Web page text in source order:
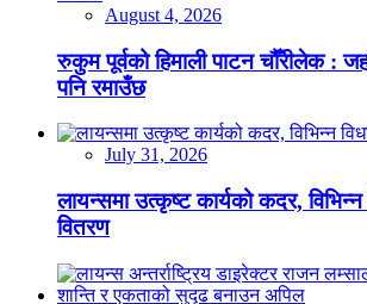
August 4, 2026
रुकुम पूर्वको हिमाली पाटन चौँरीलेक :
पनि रमाउँछ
July 31, 2026
लायन्समा उत्कृष्ट कार्यको कदर, विभिन्न
वितरण